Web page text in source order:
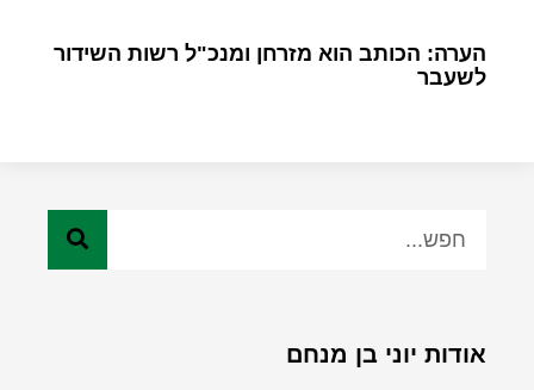
הערה: הכותב הוא מזרחן ומנכ"ל רשות השידור
לשעבר
אודות יוני בן מנחם